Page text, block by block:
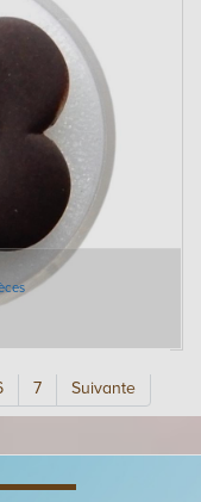
7 Suivante